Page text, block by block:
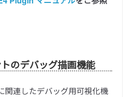
のデバッグ描画機能
関連したデバッグ用可視化機